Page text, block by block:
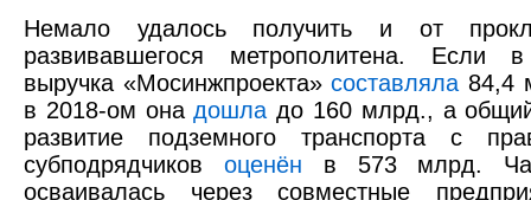
Немало удалось получить и от
развивавшегося метрополитена. Если
выручка «Мосинжпроекта»составляла 84,4
в 2018-ом онадошла до 160 млрд., а
развитие подземного транспорта с
субподрядчиков оценён в 573 млрд.
осваивалась через совместные